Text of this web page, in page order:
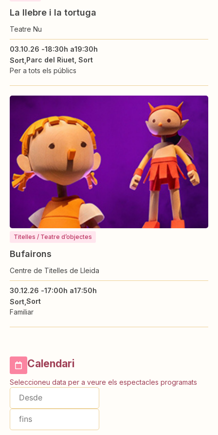
Calendari
Seleccioneu data per a veure els espectacles programats
La llebre i la tortuga
Teatre Nu
03.10.26 -18:30h a19:30h
Sort Parc del Riuet, Sort
Per a tots els públics
Titelles / Teatre d’objectes
Bufairons
Centre de Titelles de Lleida
30.12.26 -17:00h a17:50h
Sort Sort
Familiar